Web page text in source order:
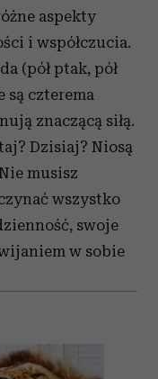
aspekty
i współczucia.
(pół ptak, pół
są czterema
znaczącą siłą.
Dzisiaj? Niosą
musisz
wszystko
swoje
w sobie